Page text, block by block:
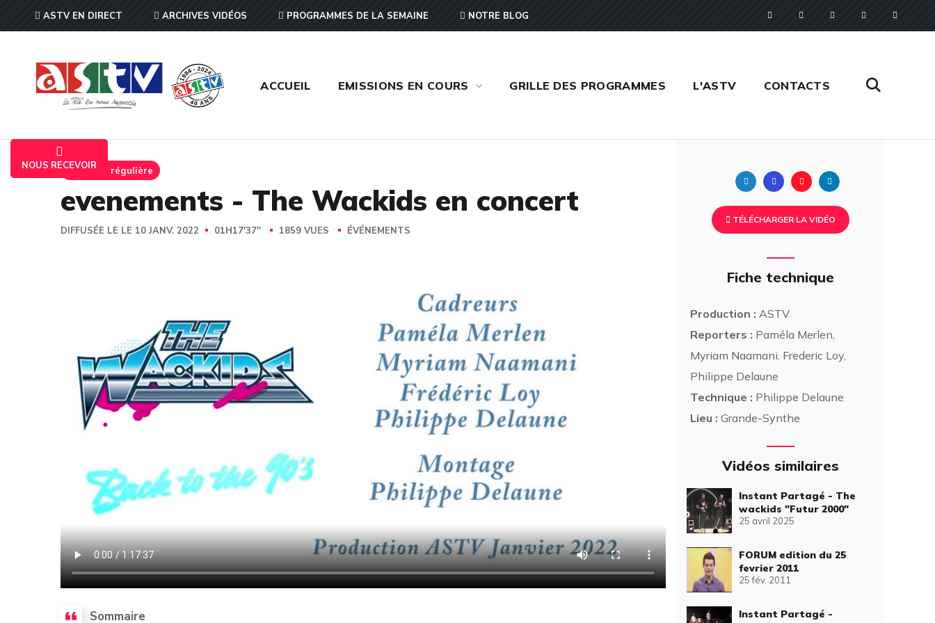
ASTV EN DIRECT ARCHIVES VIDÉOS PROGRAMMES DE LA SEMAINE NOTRE BLOG
ACCUEIL EMISSIONS EN COURS GRILLE DES PROGRAMMES L'ASTV CONTACTS
NOUS RECEVOIREmission régulière
evenements - The Wackids en concert
DIFFUSÉE LE LE 10 JANV. 2022 01H17'37'' 1859 VUES ÉVÉNEMENTS
Sommaire
Twitter FacebookPinterest
TÉLÉCHARGER LA VIDÉO
Fiche technique
Production : ASTV
Reporters : Paméla Merlen,
Myriam Naamani, Frederic Loy,
Philippe Delaune
Technique : Philippe Delaune
Lieu : Grande-Synthe
Vidéos similaires
Instant Partagé - The
wackids "Futur 2000"
25 avril 2025
FORUM edition du 25
fevrier 2011
25 fév. 2011
Instant Partagé -